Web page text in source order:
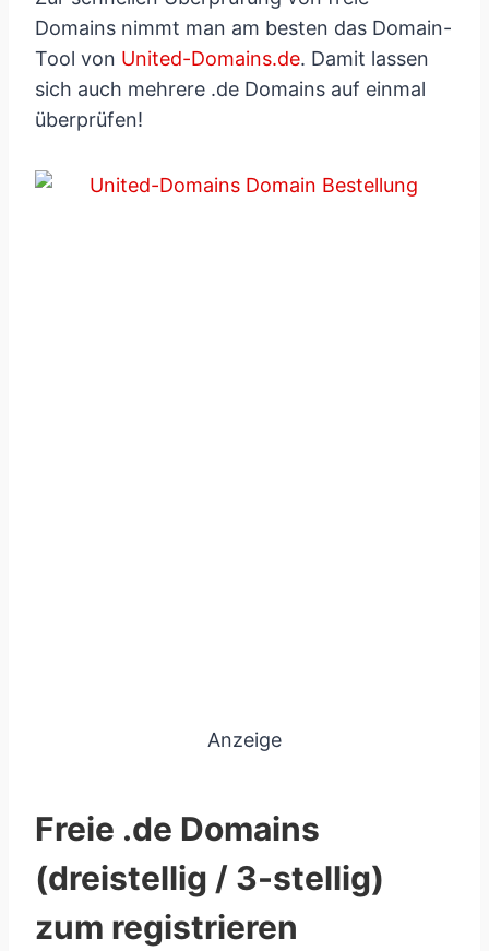
Domains nimmt man am besten das Domain-
Tool von United-Domains.de. Damit lassen
sich auch mehrere .de Domains auf einmal
überprüfen!
Anzeige
Freie .de Domains
(dreistellig / 3-stellig)
zum registrieren